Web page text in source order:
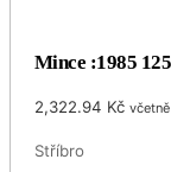
Mince :1985
2,322.94 Kč
Stříbro